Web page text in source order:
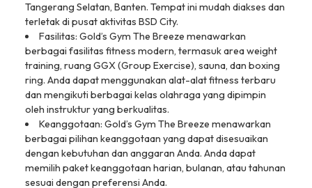
Tangerang Selatan, Banten. Tempat ini mudah diakses dan
terletak di pusat aktivitas BSD City.
Fasilitas: Gold’s Gym The Breeze menawarkan
berbagai fasilitas fitness modern, termasuk area weight
training, ruang GGX (Group Exercise), sauna, dan boxing
ring. Anda dapat menggunakan alat-alat fitness terbaru
dan mengikuti berbagai kelas olahraga yang dipimpin
oleh instruktur yang berkualitas.
Keanggotaan: Gold’s Gym The Breeze menawarkan
berbagai pilihan keanggotaan yang dapat disesuaikan
dengan kebutuhan dan anggaran Anda. Anda dapat
memilih paket keanggotaan harian, bulanan, atau tahunan
sesuai dengan preferensi Anda.